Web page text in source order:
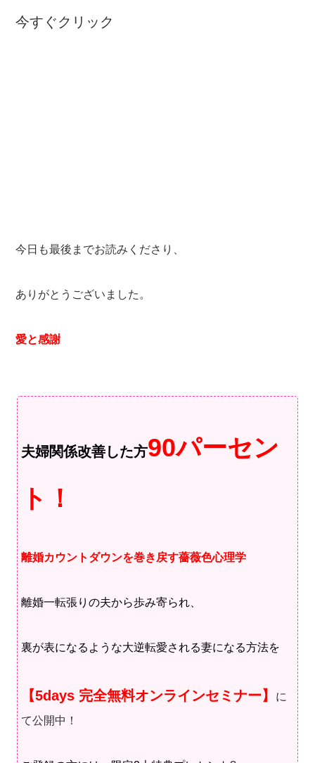
今すぐクリック
今日も最後までお読みくださり、
ありがとうございました。
愛と感謝
夫婦関係改善した方90パーセン
ト！
離婚カウントダウンを巻き戻す薔薇色心理学
離婚一転張りの夫から歩み寄られ、
裏が表になるような大逆転愛される妻になる方法を
【5days 完全無料オンラインセミナー】
に
て公開中！